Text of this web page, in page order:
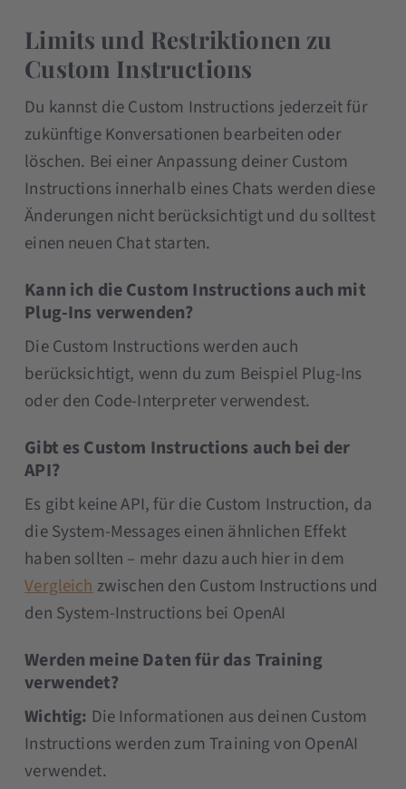
Limits und Restriktionen zu
Custom Instructions
Du kannst die Custom Instructions jederzeit für
zukünftige Konversationen bearbeiten oder
löschen. Bei einer Anpassung deiner Custom
Instructions innerhalb eines Chats werden diese
Änderungen nicht berücksichtigt und du solltest
einen neuen Chat starten.
Kann ich die Custom Instructions auch mit
Plug-Ins verwenden?
Die Custom Instructions werden auch
berücksichtigt, wenn du zum Beispiel Plug-Ins
oder den Code-Interpreter verwendest.
Gibt es Custom Instructions auch bei der
API?
Es gibt keine API, für die Custom Instruction, da
die System-Messages einen ähnlichen Effekt
haben sollten – mehr dazu auch hier in dem
Vergleichzwischen den Custom Instructions und
den System-Instructions bei OpenAI
Werden meine Daten für das Training
verwendet?
Wichtig: Die Informationen aus deinen Custom
Instructions werden zum Training von OpenAI
verwendet.